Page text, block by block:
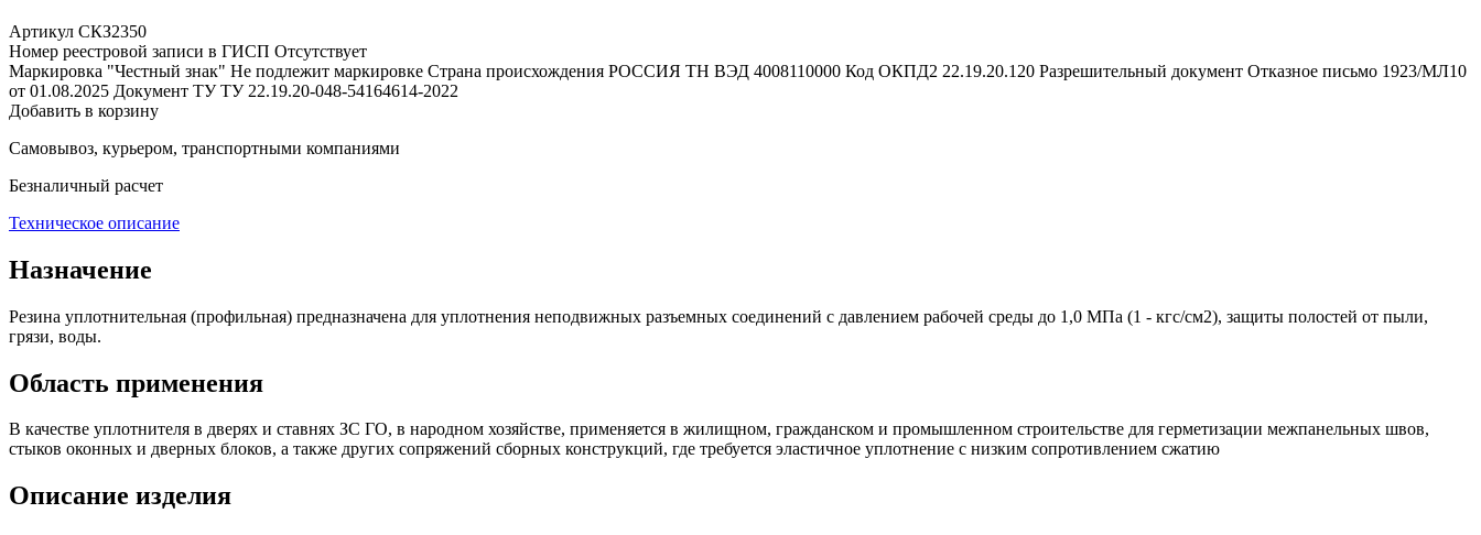
Артикул СКЗ2350
Номер реестровой записи в ГИСП Отсутствует
Маркировка "Честный знак" Не подлежит маркировке Страна происхождения РОССИЯ ТН ВЭД 4008110000 Код ОКПД2 22.19.20.120 Разрешительный документ Отказное письмо 1923/МЛ10
от 01.08.2025 Документ ТУ ТУ 22.19.20-048-54164614-2022
Добавить в корзину
Самовывоз, курьером, транспортными компаниями
Безналичный расчет
Техническое описание
Назначение
Резина уплотнительная (профильная) предназначена для уплотнения неподвижных разъемных соединений с давлением рабочей среды до 1,0 МПа (1 - кгс/см2), защиты полостей от пыли,
грязи, воды.
Область применения
В качестве уплотнителя в дверях и ставнях ЗС ГО, в народном хозяйстве, применяется в жилищном, гражданском и промышленном строительстве для герметизации межпанельных швов,
стыков оконных и дверных блоков, а также других сопряжений сборных конструкций, где требуется эластичное уплотнение с низким сопротивлением сжатию
Описание изделия